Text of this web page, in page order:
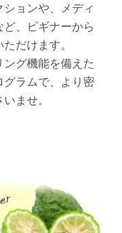
ョンや、メディ
、ビギナーから
だけます。
グ機能を備えた
ラムで、より密
ませ。